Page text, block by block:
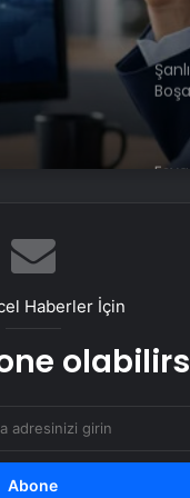
Haberler İçin